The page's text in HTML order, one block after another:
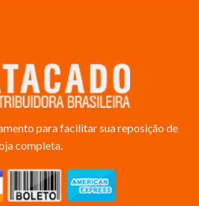
para facilitar sua reposição de
completa.